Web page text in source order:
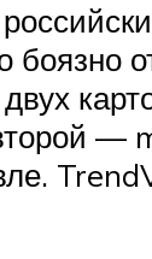
боязно
—